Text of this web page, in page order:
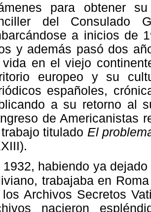
para obtener
del Consulado
a inicios de
y además pasó dos
vida en el viejo
europeo y su
españoles,
a su retorno al
de Americanistas
titulado El
1932, habiendo ya
trabajaba en
los Archivos Secretos
nacieron